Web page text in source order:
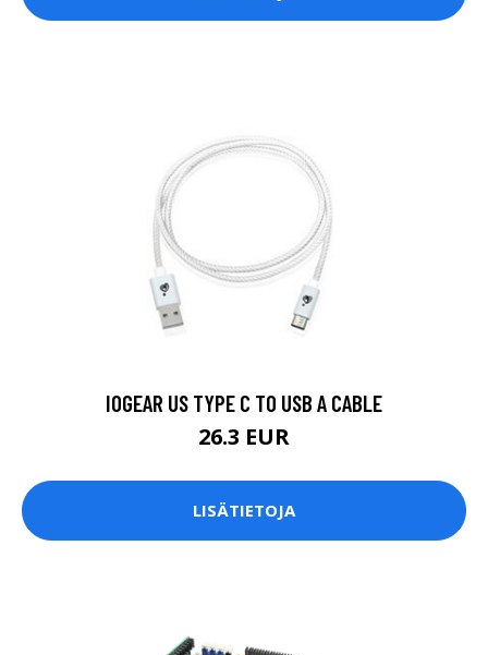
IOGEAR US TYPE C TO USB A CABLE
26.3 EUR
LISÄTIETOJA